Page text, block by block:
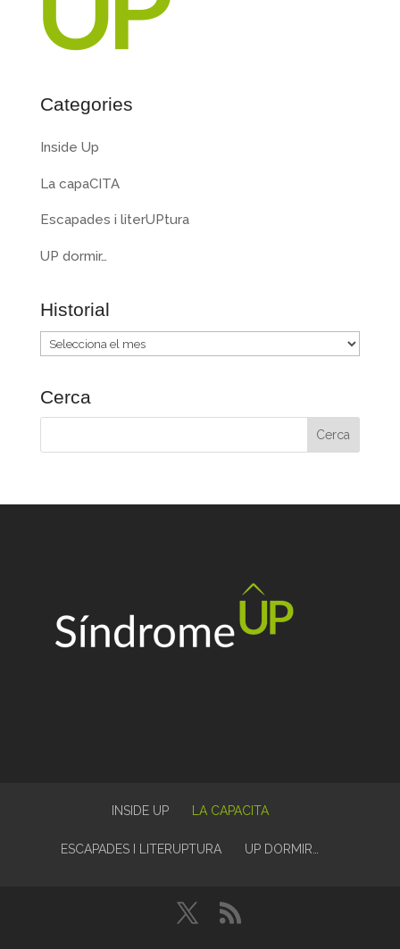
Categories
Inside Up
La capaCITA
Escapades i literUPtura
UP dormir…
Historial
Historial
Cerca
INSIDE UP LA CAPACITA
ESCAPADES I LITERUPTURA UP DORMIR…